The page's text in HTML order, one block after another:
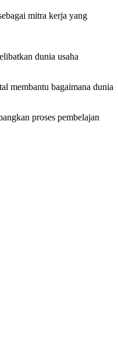
mitra kerja yang
dunia usaha
membantu bagaimana dunia
proses pembelajan